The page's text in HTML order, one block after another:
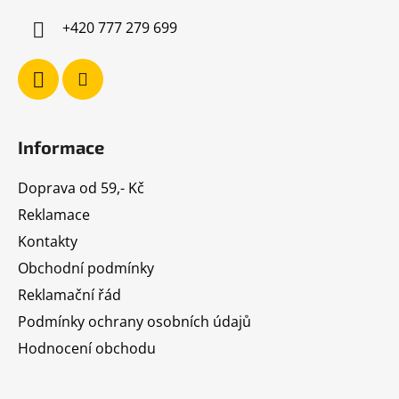
+420 777 279 699
Informace
Doprava od 59,- Kč
Reklamace
Kontakty
Obchodní podmínky
Reklamační řád
Podmínky ochrany osobních údajů
Hodnocení obchodu